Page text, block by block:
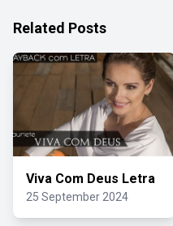
Related Posts
Viva Com Deus Letra
25 September 2024